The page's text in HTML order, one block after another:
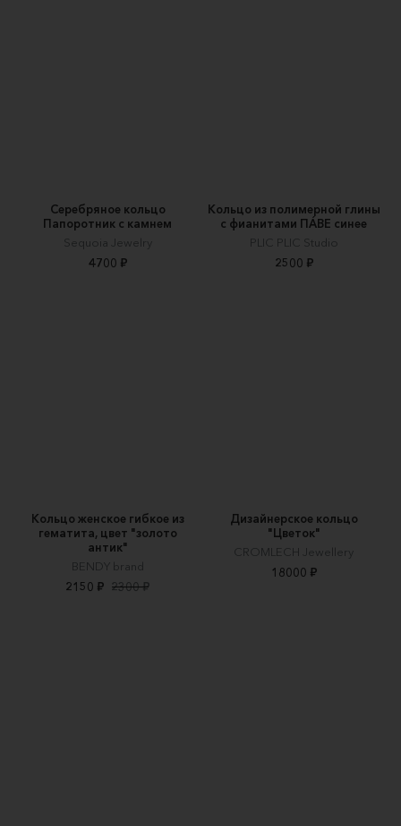
Серебряное кольцо
Папоротник с камнем
Sequoia Jewelry
4700 ₽
Кольцо из полимерной глины
с фианитами ПÁВЕ синее
PLIC PLIC Studio
2500 ₽
Кольцо женское гибкое из
гематита, цвет "золото
антик"
BENDY brand
2150 ₽ 2300 ₽
Дизайнерское кольцо
"Цветок"
CROMLECH Jewellery
18000 ₽